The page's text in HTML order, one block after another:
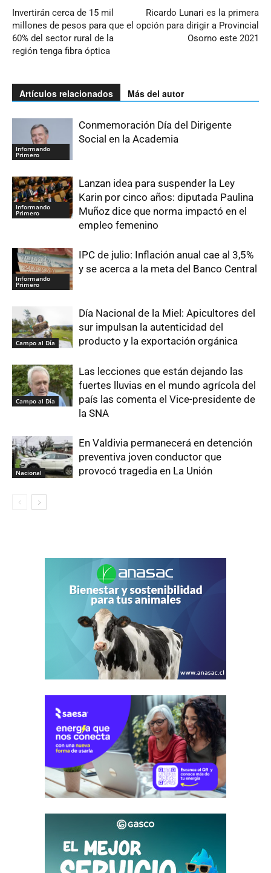
Invertirán cerca de 15 mil
millones de pesos para que el
60% del sector rural de la
región tenga fibra óptica
Ricardo Lunari es la primera
opción para dirigir a Provincial
Osorno este 2021
Artículos relacionados Más del autor
Informando
Primero
Conmemoración Día del Dirigente
Social en la Academia
Informando
Primero
Lanzan idea para suspender la Ley
Karin por cinco años: diputada Paulina
Muñoz dice que norma impactó en el
empleo femenino
Informando
Primero
IPC de julio: Inflación anual cae al 3,5%
y se acerca a la meta del Banco Central
Campo al Día
Día Nacional de la Miel: Apicultores del
sur impulsan la autenticidad del
producto y la exportación orgánica
Campo al Día
Las lecciones que están dejando las
fuertes lluvias en el mundo agrícola del
país las comenta el Vice-presidente de
la SNA
Nacional
En Valdivia permanecerá en detención
preventiva joven conductor que
provocó tragedia en La Unión